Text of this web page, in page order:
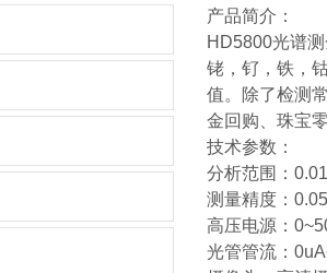
产品简介：
HD5800光谱
铑，钌，铁，
值。除了检测
金回购、珠宝
技术参数：
分析范围：
测量精度：
高压电源：
光管管流：